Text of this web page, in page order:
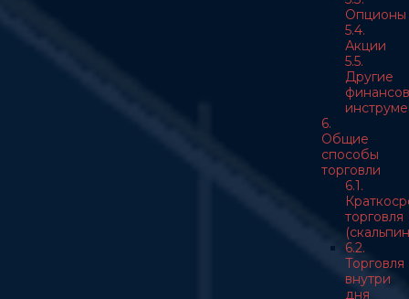
Опционы
5.4.
Акции
5.5.
Другие
6.
Общие
способы
торговли
6.1.
торговля
6.2.
Торговля
внутри
дня